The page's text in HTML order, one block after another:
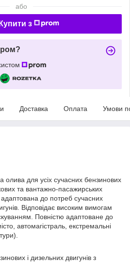
або
Купити з
Доставка Оплата Умови
олива для усіх сучасних бензинових
та вантажно-пасажирських
до потреб сучасних
Відповідає високим вимогам
Повністю адаптоване до
автомагістраль, екстремальні
і дизельних двигунів з